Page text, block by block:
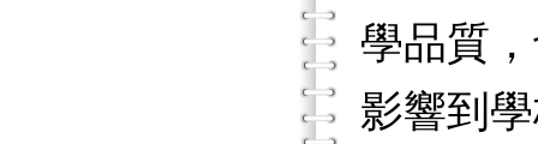
學品質
影響到